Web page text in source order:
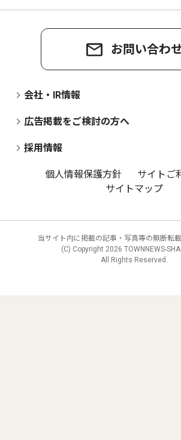
お問い合わ
会社・IR情報
広告掲載をご検討の方へ
採用情報
個人情報保護方針
サイトご
サイトマップ
当サイト内に掲載の記事・写真等の無断転載
(C) Copyright 2026 TOWNNEWS-SHA
All Rights Reserved.